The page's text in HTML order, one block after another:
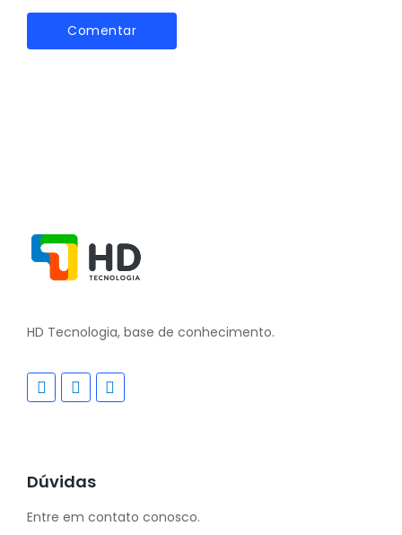
HD Tecnologia, base de conhecimento.
Dúvidas
Entre em contato conosco.